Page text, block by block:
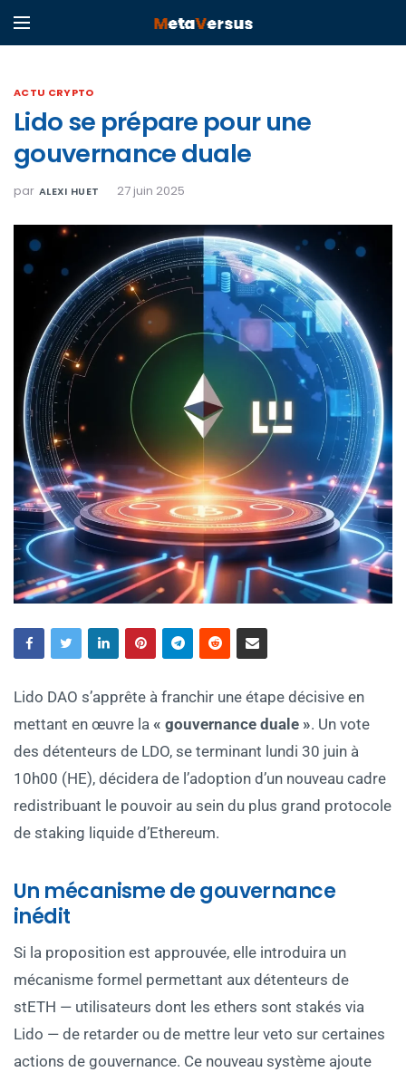
ACTU CRYPTO
Lido se prépare pour une
gouvernance duale
par ALEXI HUET 27 juin 2025
Lido DAO s’apprête à franchir une étape décisive en
mettant en œuvre la « gouvernance duale ». Un vote
des détenteurs de LDO, se terminant lundi 30 juin à
10h00 (HE), décidera de l’adoption d’un nouveau cadre
redistribuant le pouvoir au sein du plus grand protocole
de staking liquide d’Ethereum.
Un mécanisme de gouvernance
inédit
Si la proposition est approuvée, elle introduira un
mécanisme formel permettant aux détenteurs de
stETH — utilisateurs dont les ethers sont stakés via
Lido — de retarder ou de mettre leur veto sur certaines
actions de gouvernance. Ce nouveau système ajoute